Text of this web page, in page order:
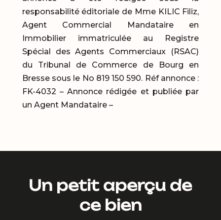
responsabilité éditoriale de Mme KILIC Filiz,
Agent Commercial Mandataire en
Immobilier immatriculée au Registre
Spécial des Agents Commerciaux (RSAC)
du Tribunal de Commerce de Bourg en
Bresse sous le No 819 150 590. Réf annonce :
FK-4032 – Annonce rédigée et publiée par
un Agent Mandataire –
Un petit aperçu de
ce bien